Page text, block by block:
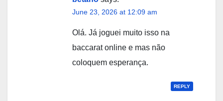
June 23, 2026 at 12:09 am
Olá. Já joguei muito isso na
baccarat online e mas não
coloquem esperança.
REPLY